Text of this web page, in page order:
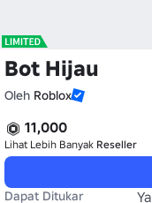
Bot Hijau
Oleh Roblox
11,000
Lihat Lebih Banyak Reseller
Dapat Ditukar
Ya